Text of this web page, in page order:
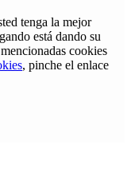
tenga la mejor
está dando su
cookies
, pinche el enlace